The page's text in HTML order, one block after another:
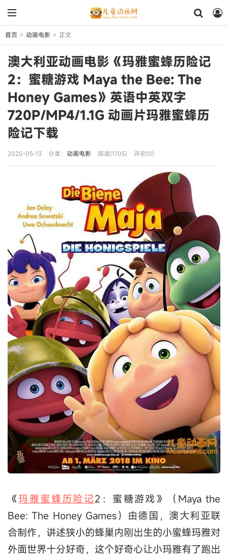
首页 > 动画电影 > 正文
澳大利亚动画电影《玛雅蜜蜂历险记
2：蜜糖游戏 Maya the Bee: The
Honey Games》英语中英双字
720P/MP4/1.1G 动画片玛雅蜜蜂历
险记下载
2020-05-13 分类： 动画电影 阅读(1705) 评论(0)
《玛雅蜜蜂历险记2：蜜糖游戏》（Maya the
Bee: The Honey Games）由德国，澳大利亚联
合制作，讲述狭小的蜂巢内刚出生的小蜜蜂玛雅对
外面世界十分好奇，这个好奇心让小玛雅有了跑出